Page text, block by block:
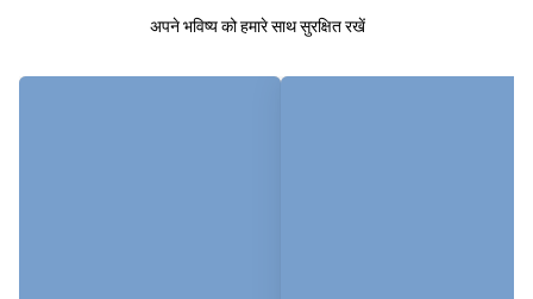
अपने भविष्य को हमारे साथ सुरक्षित रखें